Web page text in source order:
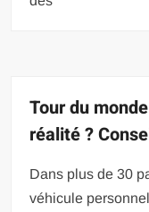
Tour du
réalité ?
Dans plus de 30
véhicule